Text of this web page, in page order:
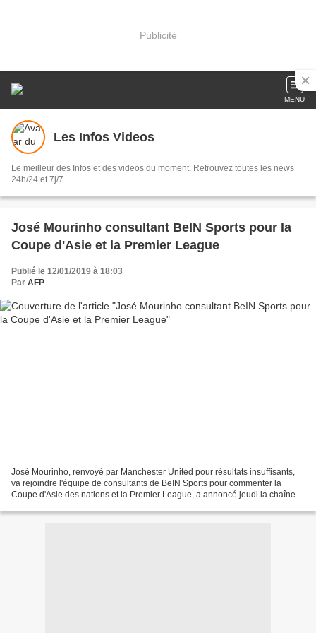
Publicité
MENU
Les Infos Videos
Le meilleur des Infos et des videos du moment. Retrouvez toutes les news
24h/24 et 7j/7.
José Mourinho consultant BeIN Sports pour la
Coupe d'Asie et la Premier League
Publié le 12/01/2019 à 18:03
Par AFP
José Mourinho, renvoyé par Manchester United pour résultats insuffisants,
va rejoindre l'équipe de consultants de BeIN Sports pour commenter la
Coupe d'Asie des nations et la Premier League, a annoncé jeudi la chaîne